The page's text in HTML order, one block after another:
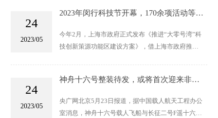
人，全是AI数字人直播。”
24
2023/05
2023年闵行科技节开幕，170余项活动等你
今年2月，上海市政府正式发布《推进“大零号湾”科
技创新策源功能区建设方案》，借上海市政府推
24
2023/05
神舟十六号整装待发，或将首次迎来非飞
央广网北京5月23日报道，据中国载人航天工程办公
室消息，神舟十六号载人飞船与长征二号F遥十六运